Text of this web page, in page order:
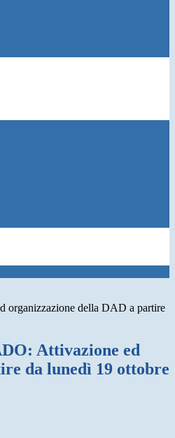
della DAD a partire
Attivazione ed
da lunedì 19 ottobre